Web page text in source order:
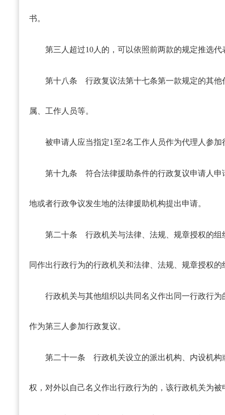
书。
第三人超过10人的，可以依照前两款的规定推选代
第十八条 行政复议法第十七条第一款规定的其他
属、工作人员等。
被申请人应当指定1至2名工作人员作为代理人参
第十九条 符合法律援助条件的行政复议申请人申
地或者行政争议发生地的法律援助机构提出申请。
第二十条 行政机关与法律、法规、规章授权的组
同作出行政行为的行政机关和法律、法规、规章授权
行政机关与其他组织以共同名义作出同一行政行
作为第三人参加行政复议。
第二十一条 行政机关设立的派出机构、内设机构
权，对外以自己名义作出行政行为的，该行政机关为被